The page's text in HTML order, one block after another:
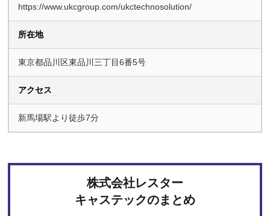
https://www.ukcgroup.com/ukctechnosolution/
所在地
東京都品川区東品川三丁目6番5号
アクセス
新馬場駅より徒歩7分
株式会社レスター
キャステックのまとめ